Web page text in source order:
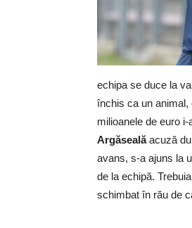
echipa se duce la
închis ca un
milioanele de euro
Argăsealăacuză
avans, s-a ajuns la
de la echipă.
schimbat în rău de